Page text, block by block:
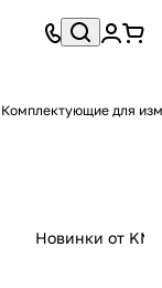
Комплектующие для
Новинки от KMI